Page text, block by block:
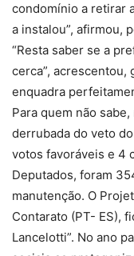
condomínio a retirar
a instalou”, afirmou,
“Resta saber se a
cerca”, acrescentou,
enquadra
Para quem não
derrubada do veto
votos favoráveis e 4
Deputados, foram
manutenção. O
Contarato (PT- ES),
Lancelotti”. No ano